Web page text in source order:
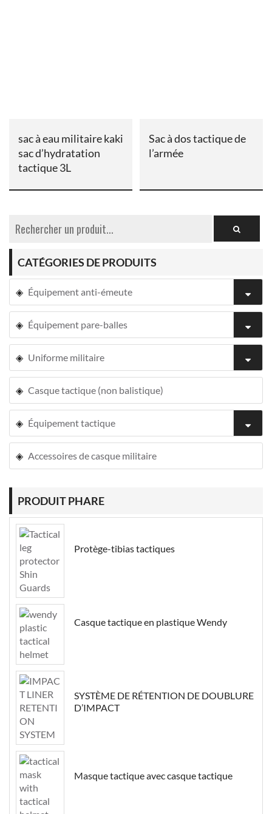
sac à eau militaire kaki
sac d’hydratation
tactique 3L
Sac à dos tactique de
l’armée
CATÉGORIES DE PRODUITS
Équipement anti-émeute
Équipement pare-balles
Uniforme militaire
Casque tactique (non balistique)
Équipement tactique
Accessoires de casque militaire
PRODUIT PHARE
Protège-tibias tactiques
Casque tactique en plastique Wendy
SYSTÈME DE RÉTENTION DE DOUBLURE
D’IMPACT
Masque tactique avec casque tactique